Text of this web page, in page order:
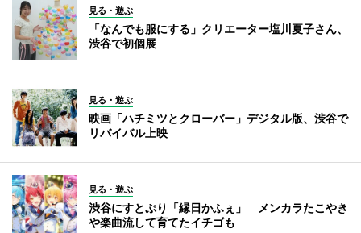
見る・遊ぶ
「なんでも服にする」クリエーター塩川夏子さん、
渋谷で初個展
見る・遊ぶ
映画「ハチミツとクローバー」デジタル版、渋谷で
リバイバル上映
見る・遊ぶ
渋谷にすとぷり「縁日かふぇ」 メンカラたこやき
や楽曲流して育てたイチゴも